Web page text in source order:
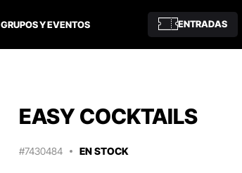
GRUPOS Y EVENTOS ENTRADAS
EASY COCKTAILS
#7430484 EN STOCK